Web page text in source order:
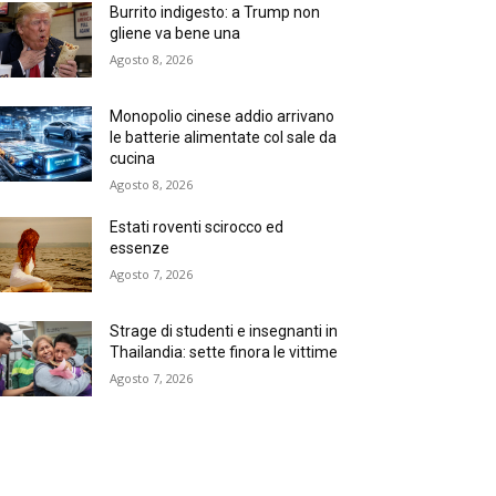
Burrito indigesto: a Trump non
gliene va bene una
Agosto 8, 2026
Monopolio cinese addio arrivano
le batterie alimentate col sale da
cucina
Agosto 8, 2026
Estati roventi scirocco ed
essenze
Agosto 7, 2026
Strage di studenti e insegnanti in
Thailandia: sette finora le vittime
Agosto 7, 2026